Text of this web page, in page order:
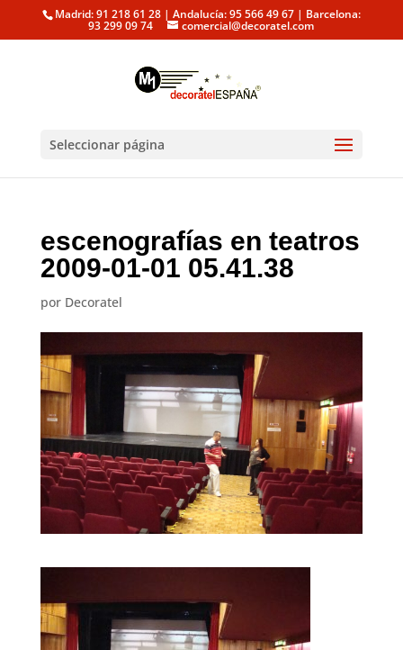
Madrid: 91 218 61 28 | Andalucía: 95 566 49 67 | Barcelona:
93 299 09 74 comercial@decoratel.com
Seleccionar página
escenografías en teatros
2009-01-01 05.41.38
por Decoratel